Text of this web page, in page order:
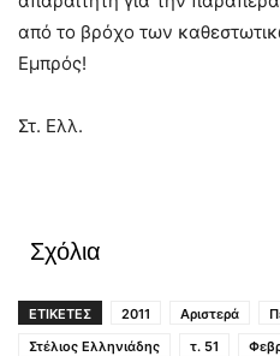
από το βρόχο των
Εμπρός!
Στ. Ελλ.
Σχόλια
ΕΤΙΚΕΤΕΣ 2011 Αριστερά
Στέλιος Ελληνιάδης
τ. 51